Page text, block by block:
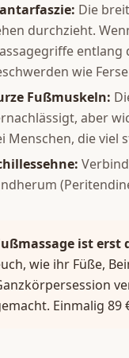
Die
durchzieht.
entlang
wie
Fußmuskeln:
aber
Menschen, die viel
ist erst
wie ihr Füße,
Einmalig 89